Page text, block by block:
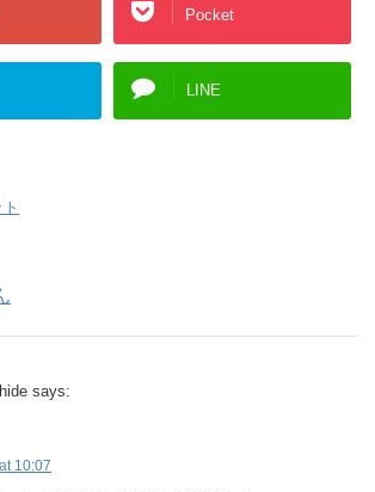
Pocket
LINE
says:
10:07